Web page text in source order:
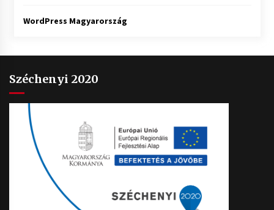
WordPress Magyarország
Széchenyi 2020